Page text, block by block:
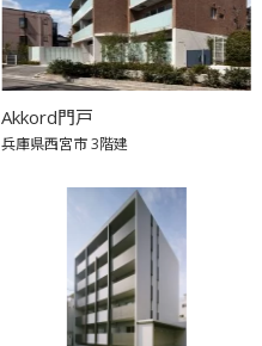
Akkord門戸
兵庫県西宮市3階建